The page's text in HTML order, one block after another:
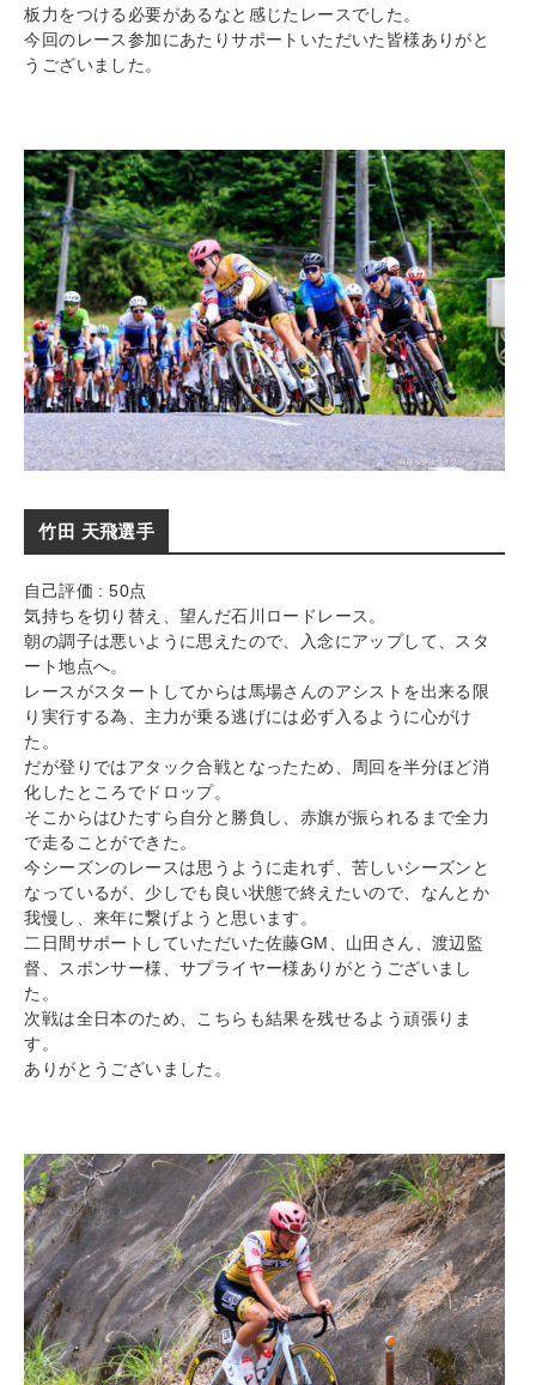
板力をつける必要があるなと感じたレースでした。
今回のレース参加にあたりサポートいただいた皆様ありがと
うございました。
竹田 天飛選手
自己評価 : 50点
気持ちを切り替え、望んだ石川ロードレース。
朝の調子は悪いように思えたので、入念にアップして、スタ
ート地点へ。
レースがスタートしてからは馬場さんのアシストを出来る限
り実行する為、主力が乗る逃げには必ず入るように心がけ
た。
だが登りではアタック合戦となったため、周回を半分ほど消
化したところでドロップ。
そこからはひたすら自分と勝負し、赤旗が振られるまで全力
で走ることができた。
今シーズンのレースは思うように走れず、苦しいシーズンと
なっているが、少しでも良い状態で終えたいので、なんとか
我慢し、来年に繋げようと思います。
二日間サポートしていただいた佐藤GM、山田さん、渡辺監
督、スポンサー様、サプライヤー様ありがとうございまし
た。
次戦は全日本のため、こちらも結果を残せるよう頑張りま
す。
ありがとうございました。